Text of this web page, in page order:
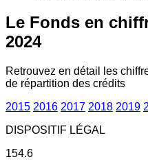
Le Fonds en
2024
Retrouvez en détail les
de répartition des crédits
2015 2016 2017 2018 2019
DISPOSITIF LÉGAL
154.6